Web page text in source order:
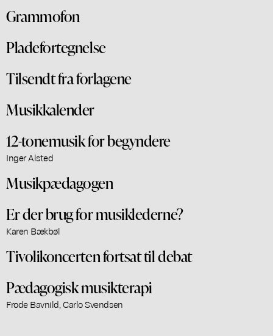
Grammofon
Pladefortegnelse
Tilsendt fra forlagene
Musikkalender
12-tonemusik for begyndere
Inger Alsted
Musikpædagogen
Er der brug for musiklederne?
Karen Bækbøl
Tivolikoncerten fortsat til debat
Pædagogisk musikterapi
Frode Bavnild, Carlo Svendsen